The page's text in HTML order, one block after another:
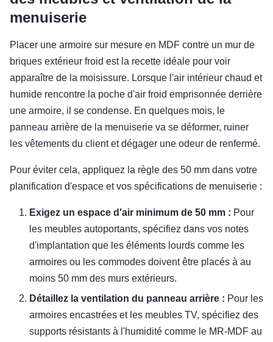
menuiserie
Placer une armoire sur mesure en MDF contre un mur de
briques extérieur froid est la recette idéale pour voir
apparaître de la moisissure. Lorsque l'air intérieur chaud et
humide rencontre la poche d'air froid emprisonnée derrière
une armoire, il se condense. En quelques mois, le
panneau arrière de la menuiserie va se déformer, ruiner
les vêtements du client et dégager une odeur de renfermé.
Pour éviter cela, appliquez la règle des 50 mm dans votre
planification d'espace et vos spécifications de menuiserie :
Exigez un espace d'air minimum de 50 mm : Pour
les meubles autoportants, spécifiez dans vos notes
d'implantation que les éléments lourds comme les
armoires ou les commodes doivent être placés à au
moins 50 mm des murs extérieurs.
Détaillez la ventilation du panneau arrière : Pour les
armoires encastrées et les meubles TV, spécifiez des
supports résistants à l'humidité comme le MR-MDF au